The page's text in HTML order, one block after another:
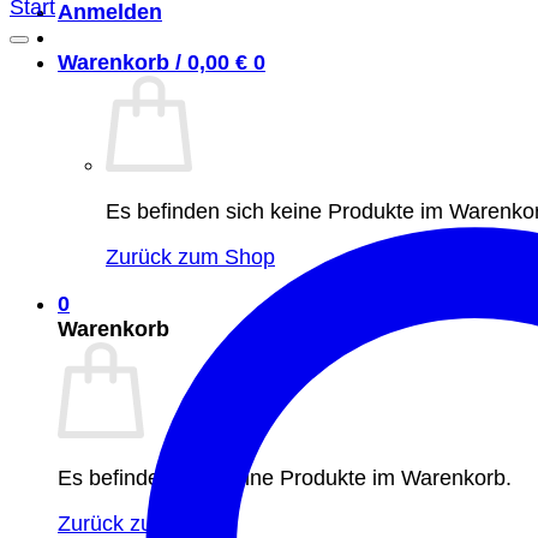
Anmelden
Warenkorb / 0,00 € 0
Es befinden sich keine Produkte im
Zurück zum Shop
0
Warenkorb
Es befinden sich keine Produkte im Warenkorb.
Zurück zum Shop
Start